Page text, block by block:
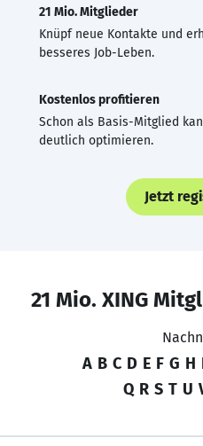
21 Mio. Mitglieder
Knüpf neue Kontakte und
besseres Job-Leben.
Kostenlos profitieren
Schon als Basis-Mitglied
deutlich optimieren.
Jetzt
21 Mio. XING
A B C D E F G H
Q R S T U